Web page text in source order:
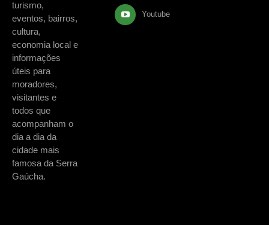
turismo,
eventos, bairros,
cultura,
economia local e
informações
úteis para
moradores,
visitantes e
todos que
acompanham o
dia a dia da
cidade mais
famosa da Serra
Gaúcha.
Youtube